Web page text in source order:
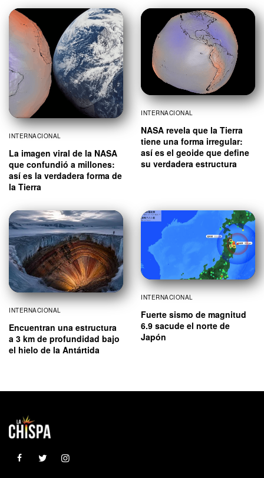
INTERNACIONAL
La imagen viral de la NASA
que confundió a millones:
así es la verdadera forma de
la Tierra
INTERNACIONAL
NASA revela que la Tierra
tiene una forma irregular:
así es el geoide que define
su verdadera estructura
INTERNACIONAL
Encuentran una estructura
a 3 km de profundidad bajo
el hielo de la Antártida
INTERNACIONAL
Fuerte sismo de magnitud
6.9 sacude el norte de
Japón